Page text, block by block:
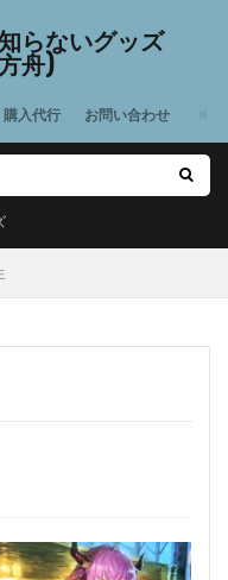
らないグッズ
舟)
購入代行 お問い合わせ